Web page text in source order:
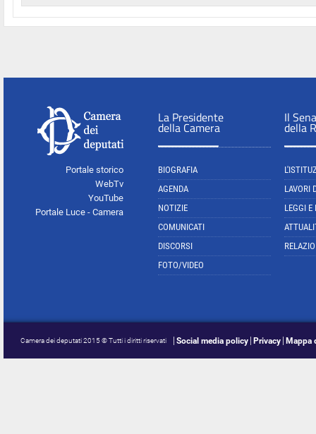
Portale storico
WebTv
YouTube
Portale Luce - Camera
La Presidente
della Camera
BIOGRAFIA
AGENDA
NOTIZIE
COMUNICATI
DISCORSI
FOTO/VIDEO
Il
della
LAVORI
LEGGI E
Camera dei deputati 2015 © Tutti i diritti riservati Social media policy Privacy Mappa